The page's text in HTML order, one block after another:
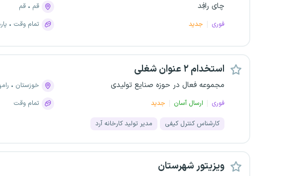
چای رافِد
فوری جدید
قم
قم
تمام وقت
استخدام ۲ عنوان شغلی
مجموعه فعال در حوزه صنایع تولیدی
فوری ارسال آسان جدید
خوزستان
تمام وقت
کارشناس کنترل کیفی مدیر تولید کارخانه آرد
ویزیتور شهرستان